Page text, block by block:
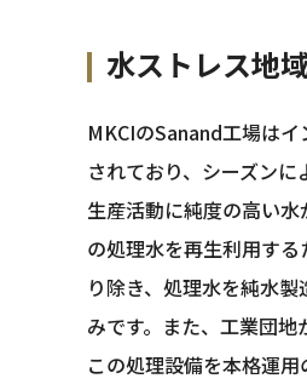
水ストレス地
MKCIのSanand工場は
されており、シーズンに
生産活動に純度の高い
の処理水を再生利用す
り除き、処理水を純水
みです。また、工業団
この処理設備を本格運